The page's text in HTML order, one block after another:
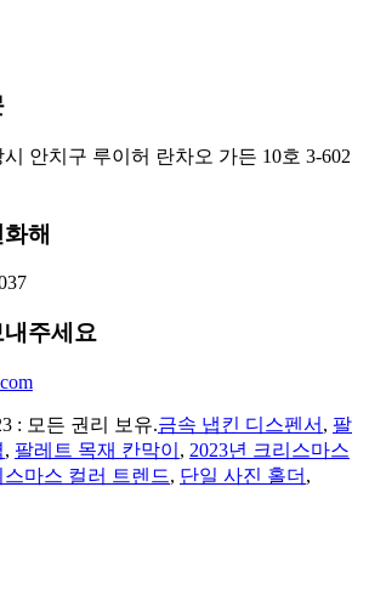
안치구 루이허 란차오 가든 10호 3-602
해
주세요
: 모든 권리 보유.금속 냅킨 디스펜서 , 팔
, 팔레트 목재 칸막이 , 2023년 크리스마스
스마스 컬러 트렌드, 단일 사진 홀더 ,